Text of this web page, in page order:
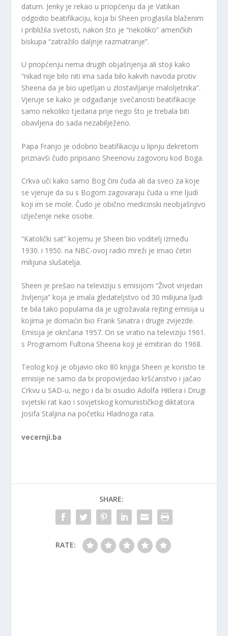
datum. Jenky je rekao u priopćenju da je Vatikan
odgodio beatifikaciju, koja bi Sheen proglasila blaženim
i približila svetosti, nakon što je “nekoliko” američkih
biskupa “zatražilo daljnje razmatranje”.
U priopćenju nema drugih objašnjenja ali stoji kako
“nikad nije bilo niti ima sada bilo kakvih navoda protiv
Sheena da je bio upetljan u zlostavljanje maloljetnika”.
Vjeruje se kako je odgađanje svečanosti beatifikacije
samo nekoliko tjedana prije nego što je trebala biti
obavljena do sada nezabilježeno.
Papa Franjo je odobrio beatifikaciju u lipnju dekretom
priznavši čudo pripisano Sheenovu zagovoru kod Boga.
Crkva uči kako samo Bog čini čuda ali da sveci za koje
se vjeruje da su s Bogom zagovaraju čuda u ime ljudi
koji im se mole. Čudo je obično medicinski neobjašnjivo
izlječenje neke osobe.
“Katolički sat” kojemu je Sheen bio voditelj između
1930. i 1950. na NBC-ovoj radio mreži je imao četiri
milijuna slušatelja.
Sheen je prešao na televiziju s emisijom “Život vrijedan
življenja” koja je imala gledateljstvo od 30 milijuna ljudi
te bila tako popularna da je ugrožavala rejting emisija u
kojima je domaćin bio Frank Sinatra i druge zvijezde.
Emisija je oknčana 1957. On se vratio na televiziju 1961.
s Programom Fultona Sheena koji je emitiran do 1968.
Teolog koji je objavio oko 80 knjiga Sheen je koristio te
emisije ne samo da bi propovijedao kršćanstvo i jačao
Crkvu u SAD-u, nego i da bi osudio Adolfa Hitlera i Drugi
svjetski rat kao i sovjetskog komunističkog diktatora
Josifa Staljina na početku Hladnoga rata.
vecernji.ba
SHARE:
RATE: